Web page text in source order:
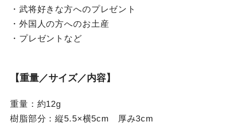
・武将好きな方へのプレゼント
・外国人の方へのお土産
・プレゼントなど
【重量／サイズ／内容】
重量：約12g
樹脂部分：縦5.5×横5cm 厚み3cm